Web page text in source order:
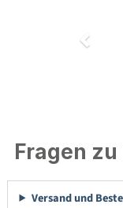
Fragen zu
Versand und